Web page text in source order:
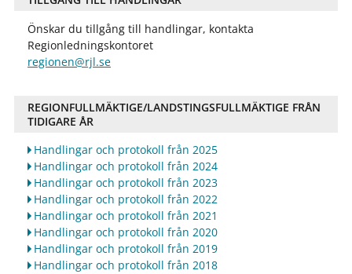
Önskar du tillgång till handlingar, kontakta
Regionledningskontoret
regionen@rjl.se
REGIONFULLMÄKTIGE/LANDSTINGSFULLMÄKTIGE FRÅN
TIDIGARE ÅR
Handlingar och protokoll från 2025
Handlingar och protokoll från 2024
Handlingar och protokoll från 2023
Handlingar och protokoll från 2022
Handlingar och protokoll från 2021
Handlingar och protokoll från 2020
Handlingar och protokoll från 2019
Handlingar och protokoll från 2018